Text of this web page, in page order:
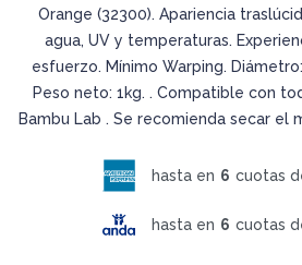
Orange (32300). Apariencia
agua, UV y temperaturas.
esfuerzo. Mínimo Warping.
Peso neto: 1kg. . Compatible con
Bambu Lab . Se recomienda secar el
hasta en 6 cuotas
hasta en 6 cuotas